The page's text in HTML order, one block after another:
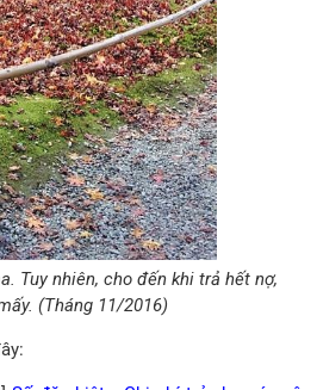
Tuy nhiên, cho đến khi trả hết nợ,
(Tháng 11/2016)